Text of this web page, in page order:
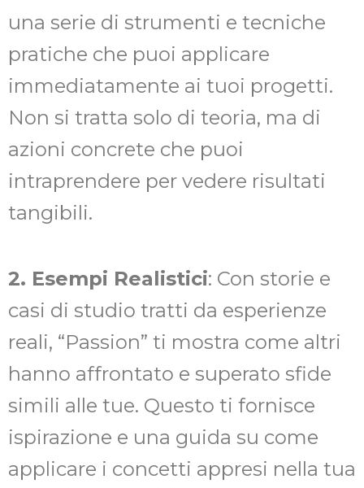
una serie di strumenti e tecniche
pratiche che puoi applicare
immediatamente ai tuoi progetti.
Non si tratta solo di teoria, ma di
azioni concrete che puoi
intraprendere per vedere risultati
tangibili.
2. Esempi Realistici: Con storie e
casi di studio tratti da esperienze
reali, “Passion” ti mostra come altri
hanno affrontato e superato sfide
simili alle tue. Questo ti fornisce
ispirazione e una guida su come
applicare i concetti appresi nella tua